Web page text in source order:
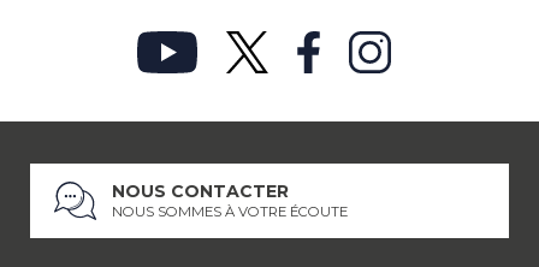
NOUS CONTACTER
NOUS SOMMES À VOTRE ÉCOUTE